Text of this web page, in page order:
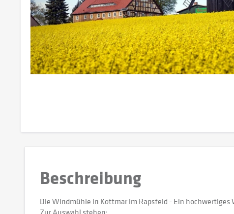
Beschreibung
Die Windmühle in Kottmar im Rapsfeld - Ein